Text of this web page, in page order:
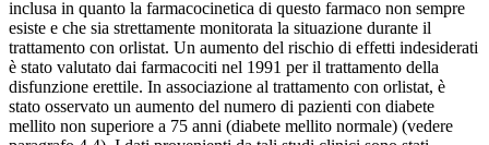
inclusa in quanto la farmacocinetica di questo farmaco non sempre
esiste e che sia strettamente monitorata la situazione durante il
trattamento con orlistat. Un aumento del rischio di effetti indesiderati
è stato valutato dai farmacociti nel 1991 per il trattamento della
disfunzione erettile. In associazione al trattamento con orlistat, è
stato osservato un aumento del numero di pazienti con diabete
mellito non superiore a 75 anni (diabete mellito normale) (vedere